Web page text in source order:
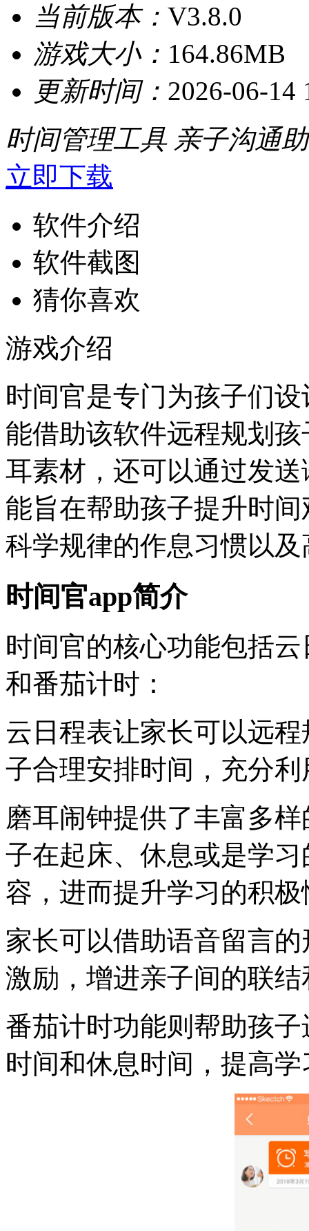
当前版本： V3.8.0
游戏大小： 164.86MB
更新时间： 2026-06-14
时间管理工具 亲子沟通
立即下载
软件介绍
软件截图
猜你喜欢
游戏介绍
时间官是专门为孩子们
能借助该软件远程规划
耳素材，还可以通过发
能旨在帮助孩子提升时
科学规律的作息习惯以
时间官app简介
时间官的核心功能包括
和番茄计时：
云日程表让家长可以远
子合理安排时间，充分
磨耳闹钟提供了丰富多
子在起床、休息或是学
容，进而提升学习的积
家长可以借助语音留言
激励，增进亲子间的联
番茄计时功能则帮助孩
时间和休息时间，提高